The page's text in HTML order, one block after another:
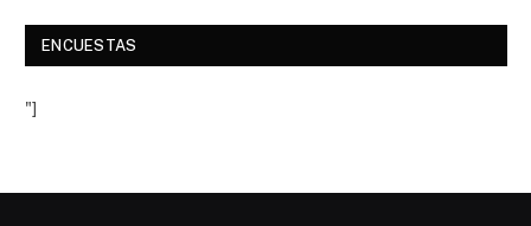
ENCUESTAS
"]